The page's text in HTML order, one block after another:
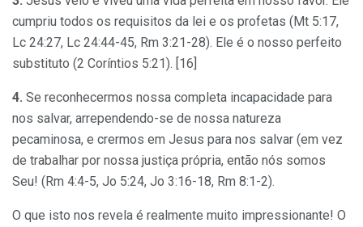
cumpriu todos os requisitos da lei e os profetas (Mt 5:17,
Lc 24:27, Lc 24:44-45, Rm 3:21-28). Ele é o nosso perfeito
substituto (2 Coríntios 5:21). [16]
4. Se reconhecermos nossa completa incapacidade para
nos salvar, arrependendo-se de nossa natureza
pecaminosa, e crermos em Jesus para nos salvar (em vez
de trabalhar por nossa justiça própria, então nós somos
Seu! (Rm 4:4-5, Jo 5:24, Jo 3:16-18, Rm 8:1-2).
O que isto nos revela é realmente muito impressionante! O